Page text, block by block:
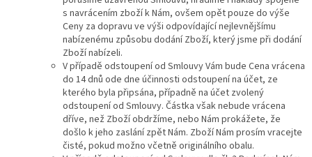
s navrácením zboží k Nám, ovšem opět pouze do výše
Ceny za dopravu ve výši odpovídající nejlevnějšímu
nabízenému způsobu dodání Zboží, který jsme při dodání
Zboží nabízeli.
V případě odstoupení od Smlouvy Vám bude Cena vrácena
do 14 dnů ode dne účinnosti odstoupení na účet, ze
kterého byla připsána, případně na účet zvolený
odstoupení od Smlouvy. Částka však nebude vrácena
dříve, než Zboží obdržíme, nebo Nám prokážete, že
došlo k jeho zaslání zpět Nám. Zboží Nám prosím vracejte
čisté, pokud možno včetně originálního obalu.